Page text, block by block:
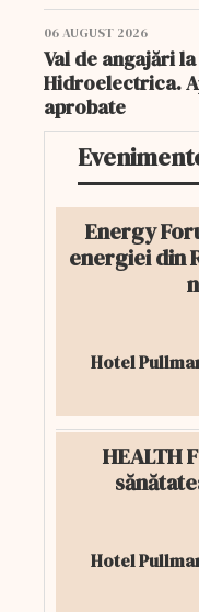
06 AUGUST 2026
Val de angajări
Hidroelectrica.
aprobate
Energy
energiei din
Hotel
HEALTH
Hotel